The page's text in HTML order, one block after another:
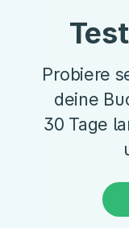
Probiere
deine
30 Tage